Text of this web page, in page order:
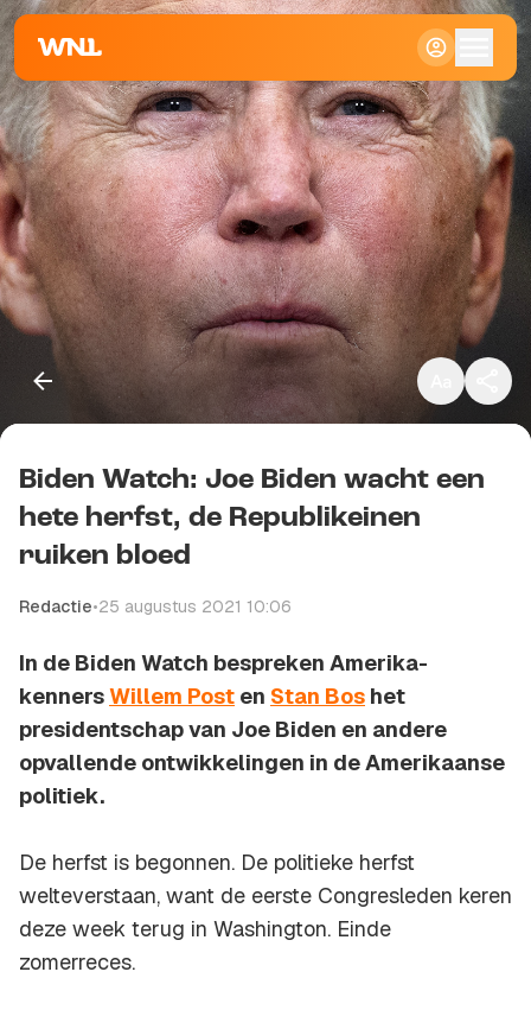
Klein
Standaard
Groot
Kopieer link
Biden Watch: Joe Biden wacht een
hete herfst, de Republikeinen
ruiken bloed
Redactie•25 augustus 2021 10:06
In de Biden Watch bespreken Amerika-
kennersWillem Post en Stan Bos het
presidentschap van Joe Biden en andere
opvallende ontwikkelingen in de Amerikaanse
politiek.
De herfst is begonnen. De politieke herfst
welteverstaan, want de eerste Congresleden keren
deze week terug in Washington. Einde
zomerreces.